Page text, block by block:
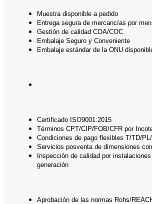
Muestra disponible a pedido
Entrega segura de mercancías por
Gestión de calidad COA/COC
Embalaje Seguro y Conveniente
Embalaje estándar de la ONU
Certificado ISO9001:2015
Términos CPT/CIP/FOB/CFR por
Condiciones de pago flexibles T/TD/
Servicios posventa de dimensiones
Inspección de calidad por
generación
Aprobación de las normas Rohs/